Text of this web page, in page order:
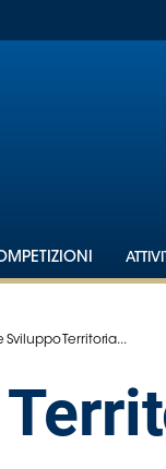
Sviluppo Territoria...